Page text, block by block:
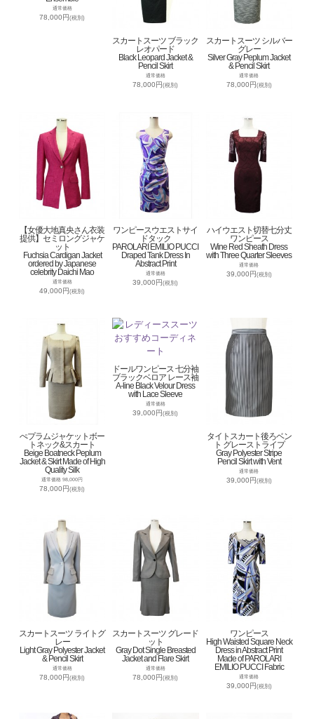
通常価格
78,000円(税別)
スカートスーツ ブラック
レオパード
Black Leopard Jacket &
Pencil Skirt
通常価格
78,000円(税別)
スカートスーツ シルバー
グレー
Silver Gray Peplum Jacket
& Pencil Skirt
通常価格
78,000円(税別)
【女優大地真央さん衣装
提供】セミロングジャケ
ット
Fuchsia Cardigan Jacket
ordered by Japanese
celebrity Daichi Mao
通常価格
49,000円(税別)
ワンピースウエストサイ
ドタック
PAROLARI EMILIO PUCCI
Draped Tank Dress In
Abstract Print
通常価格
39,000円(税別)
ハイウエスト切替七分丈
ワンピース
Wine Red Sheath Dress
with Three Quarter Sleeves
通常価格
39,000円(税別)
ぺプラムジャケットボー
トネック&スカート
Beige Boatneck Peplum
Jacket & Skirt Made of High
Quality Silk
通常価格 98,000円
78,000円(税別)
ドールワンピース 七分袖
ブラックベロア レース袖
A-line Black Velour Dress
with Lace Sleeve
通常価格
39,000円(税別)
タイトスカート後ろベン
ト グレーストライプ
Gray Polyester Stripe
Pencil Skirt with Vent
通常価格
39,000円(税別)
スカートスーツ ライトグ
レー
Light Gray Polyester Jacket
& Pencil Skirt
通常価格
78,000円(税別)
スカートスーツ グレード
ット
Gray Dot Single Breasted
Jacket and Flare Skirt
通常価格
78,000円(税別)
ワンピース
High Waisted Square Neck
Dress in Abstract Print
Made of PAROLARI
EMILIO PUCCI Fabric
通常価格
39,000円 (税別)